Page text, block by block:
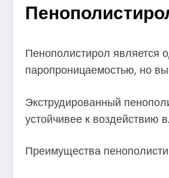
Пенополистирол является
паропроницаемостью, но
Экструдированный
устойчивее к воздействию
Преимущества